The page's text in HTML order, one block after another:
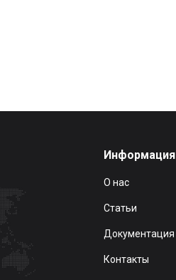
Информация
О нас
Статьи
Документация
Контакты